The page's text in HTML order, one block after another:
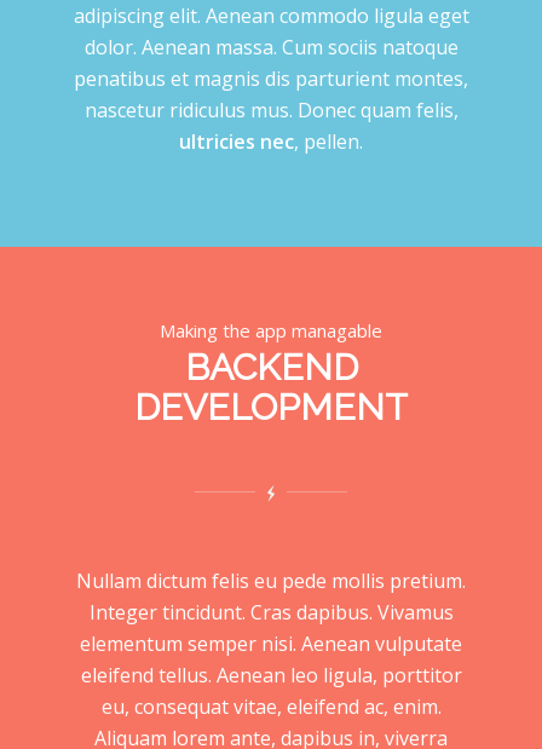
adipiscing elit. Aenean commodo ligula eget
dolor. Aenean massa. Cum sociis natoque
penatibus et magnis dis parturient montes,
nascetur ridiculus mus. Donec quam felis,
ultricies nec, pellen.
Making the app managable
BACKEND
DEVELOPMENT
Nullam dictum felis eu pede mollis pretium.
Integer tincidunt. Cras dapibus. Vivamus
elementum semper nisi. Aenean vulputate
eleifend tellus. Aenean leo ligula, porttitor
eu, consequat vitae, eleifend ac, enim.
Aliquam lorem ante, dapibus in, viverra